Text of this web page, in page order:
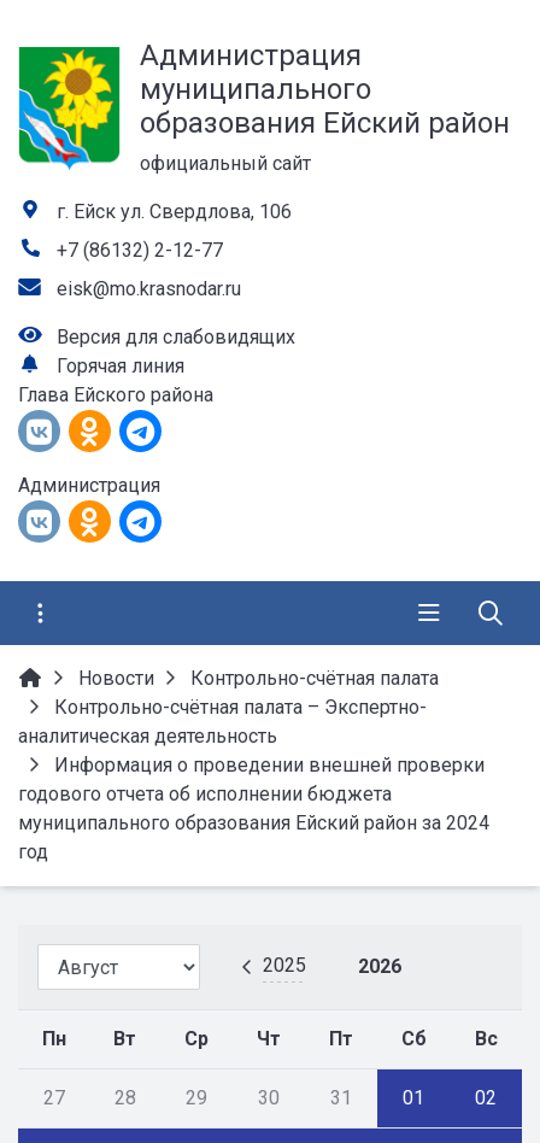
Администрация
муниципального
образования Ейский район
официальный сайт
г. Ейск ул. Свердлова, 106
+7 (86132) 2-12-77
eisk@mo.krasnodar.ru
Версия для слабовидящих
Горячая линия
Глава Ейского района
Администрация
Новости
Контрольно-счётная палата
Контрольно-счётная палата – Экспертно-
аналитическая деятельность
Информация о проведении внешней проверки
годового отчета об исполнении бюджета
муниципального образования Ейский район за 2024
год
2025 2026
Пн Вт Ср Чт Пт Сб Вс
27 28 29 30 31 01 02